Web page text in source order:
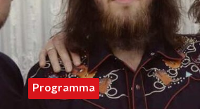
Programma